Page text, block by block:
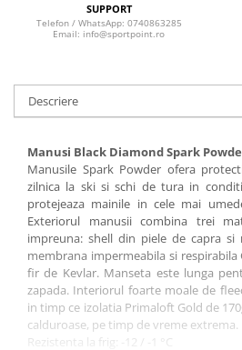
SUPPORT
Telefon / WhatsApp: 0740863285
Email: info@sportpoint.ro
Descriere
Manusi Black Diamond Spark
Manusile Spark Powder ofera
zilnica la ski si schi de tura in
protejeaza mainile in cele mai
Exteriorul manusii combina trei
impreuna: shell din piele de capra si
membrana impermeabila si respirabila
fir de Kevlar. Manseta este lunga
zapada. Interiorul foarte moale de
in timp ce izolatia Primaloft Gold de
calduroase, pe timp de vreme extrema.
Rezistenta la frig: -12 / -1 °C